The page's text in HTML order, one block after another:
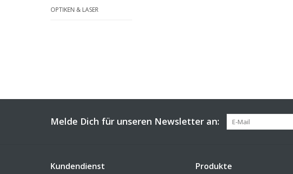
OPTIKEN & LASER
Melde Dich für unseren Newsletter an:
Kundendienst Produkte